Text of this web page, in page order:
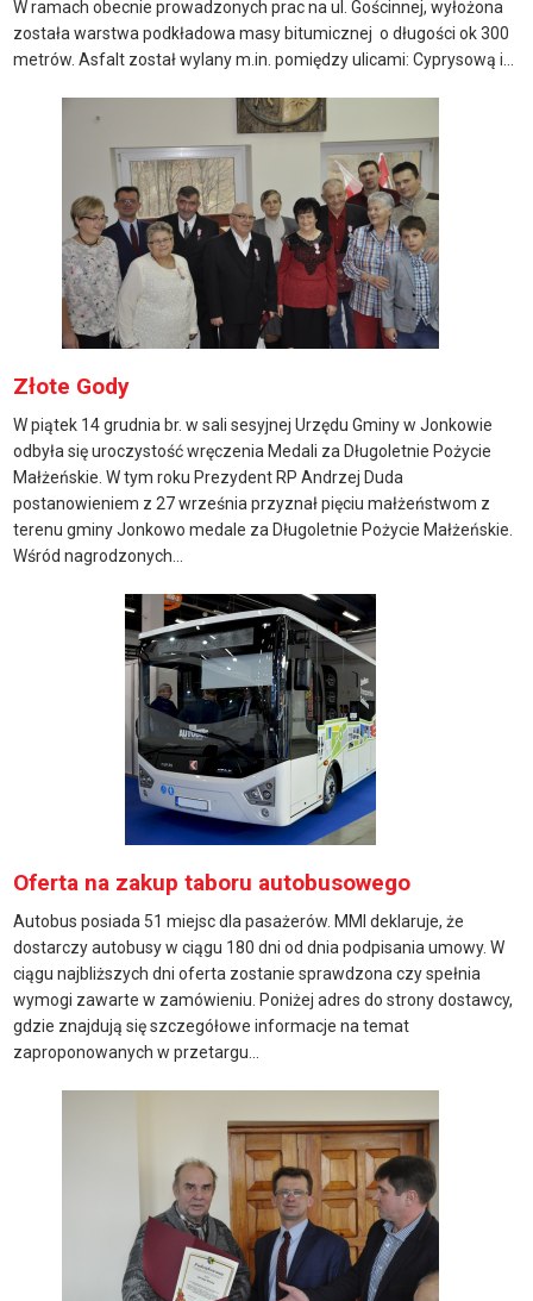
W ramach obecnie prowadzonych prac na ul. Gościnnej, wyłożona
została warstwa podkładowa masy bitumicznej o długości ok 300
metrów. Asfalt został wylany m.in. pomiędzy ulicami: Cyprysową i...
Złote Gody
W piątek 14 grudnia br. w sali sesyjnej Urzędu Gminy w Jonkowie
odbyła się uroczystość wręczenia Medali za Długoletnie Pożycie
Małżeńskie. W tym roku Prezydent RP Andrzej Duda
postanowieniem z 27 września przyznał pięciu małżeństwom z
terenu gminy Jonkowo medale za Długoletnie Pożycie Małżeńskie.
Wśród nagrodzonych...
Oferta na zakup taboru autobusowego
Autobus posiada 51 miejsc dla pasażerów. MMI deklaruje, że
dostarczy autobusy w ciągu 180 dni od dnia podpisania umowy. W
ciągu najbliższych dni oferta zostanie sprawdzona czy spełnia
wymogi zawarte w zamówieniu. Poniżej adres do strony dostawcy,
gdzie znajdują się szczegółowe informacje na temat
zaproponowanych w przetargu...